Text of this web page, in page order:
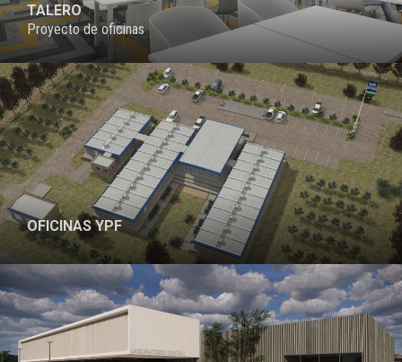
TALERO
Proyecto de oficinas
PROYECTO
OFICINAS YPF
PROYECTO